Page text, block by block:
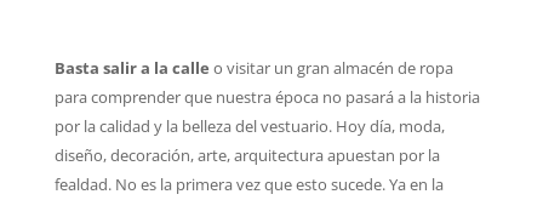
Basta salir a la calle o visitar un gran almacén de ropa
para comprender que nuestra época no pasará a la historia
por la calidad y la belleza del vestuario. Hoy día, moda,
diseño, decoración, arte, arquitectura apuestan por la
fealdad. No es la primera vez que esto sucede. Ya en la